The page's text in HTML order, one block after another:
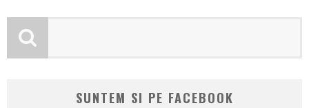
SUNTEM SI PE FACEBOOK